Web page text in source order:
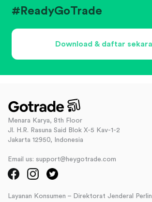
#ReadyGoTrade
Download & daftar
Menara Karya, 8th Floor
Jl. H.R. Rasuna Said Blok X-5 Kav-1-2
Jakarta 12950, Indonesia
Email us: support@heygotrade.com
Layanan Konsumen – Direktorat Jenderal